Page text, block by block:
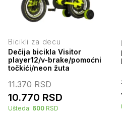
Bicikli za decu
Dečija bicikla Visitor
player12/v-brake/pomoćni
točkići/neon žuta
11.370RSD
10.770 RSD
Ušteda: 600 RSD